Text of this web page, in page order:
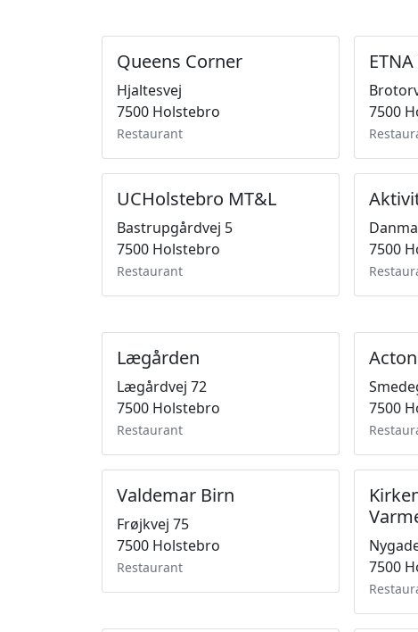
Queens Corner
Hjaltesvej
7500 Holstebro
Restaurant
7500
UCHolstebro MT&L
Bastrupgårdvej 5
7500 Holstebro
Restaurant
7500
Lægården
Lægårdvej 72
7500 Holstebro
Restaurant
7500
Valdemar Birn
Frøjkvej 75
7500 Holstebro
Restaurant
7500